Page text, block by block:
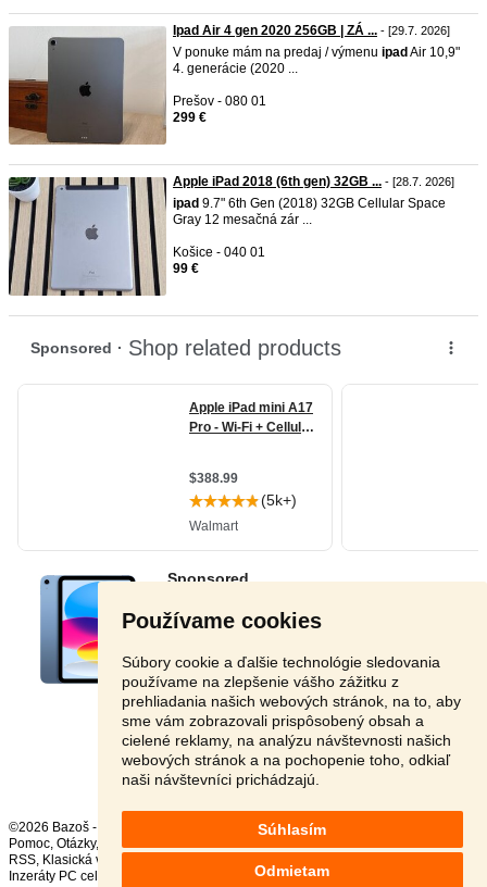
Používame cookies
Súbory cookie a ďalšie technológie sledovania
používame na zlepšenie vášho zážitku z
prehliadania našich webových stránok, na to, aby
sme vám zobrazovali prispôsobený obsah a
cielené reklamy, na analýzu návštevnosti našich
webových stránok a na pochopenie toho, odkiaľ
naši návštevníci prichádzajú.
Súhlasím
Odmietam
Ipad Air 4 gen 2020 256GB | ZÁ ... - [29.7. 2026]
V ponuke mám na predaj / výmenu ipad Air 10,9"
4. generácie (2020 ...
Prešov - 080 01
299 €
Apple iPad 2018 (6th gen) 32GB ... - [28.7. 2026]
ipad 9.7" 6th Gen (2018) 32GB Cellular Space
Gray 12 mesačná zár ...
Košice - 040 01
99 €
Stránka: 1 2 3 Ďalšia
©2026 Bazoš -
Pomoc, Otázky, Hodnotenie
RSS,
Inzeráty PC celkom:
1640